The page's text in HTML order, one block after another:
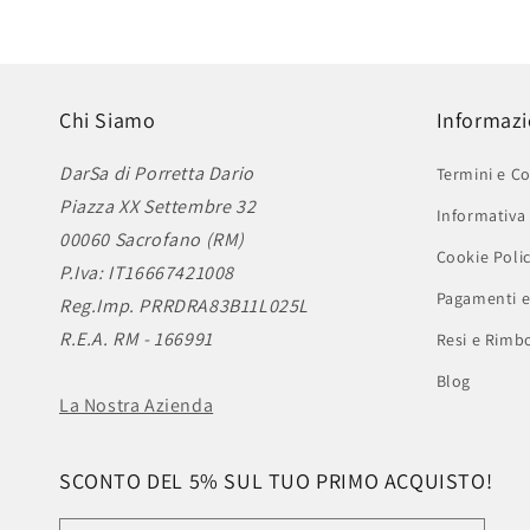
Chi Siamo
DarSa di Porretta Dario
Piazza XX Settembre 32
00060 Sacrofano (RM)
P.Iva: IT16667421008
Reg.Imp. PRRDRA83B11L025L
R.E.A. RM - 166991
La Nostra Azienda
Termini e
Informativa
Cookie
Pagamenti
Resi e
Blog
SCONTO DEL 5% SUL TUO PRIMO ACQUISTO!